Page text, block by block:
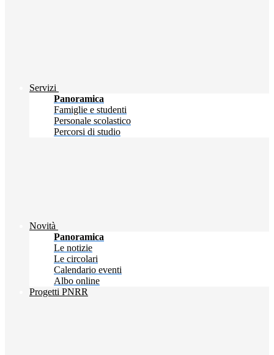
Servizi
Panoramica
Famiglie e studenti
Personale scolastico
Percorsi di studio
Novità
Panoramica
Le notizie
Le circolari
Calendario eventi
Albo online
Progetti PNRR